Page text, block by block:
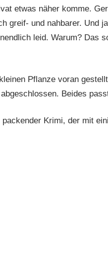
etwas näher komme.
greif- und nahbarer. Und
leid. Warum? Das
Pflanze voran
Beides
Krimi, der mit